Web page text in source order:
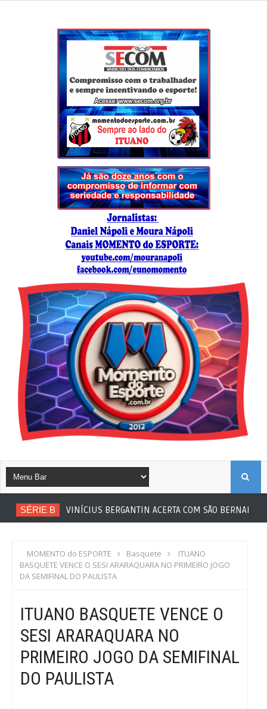
SÉRIE B VINÍCIUS BERGANTIN ACERTA COM SÃO BERNARDO
MOMENTO do ESPORTE Basquete
ITUANO
BASQUETE VENCE O SESI ARARAQUARA NO PRIMEIRO JOGO
DA SEMIFINAL DO PAULISTA
ITUANO BASQUETE VENCE O
SESI ARARAQUARA NO
PRIMEIRO JOGO DA SEMIFINAL
DO PAULISTA